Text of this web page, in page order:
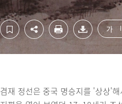
가
겸재 정선은 중국 명승지를 '상상'